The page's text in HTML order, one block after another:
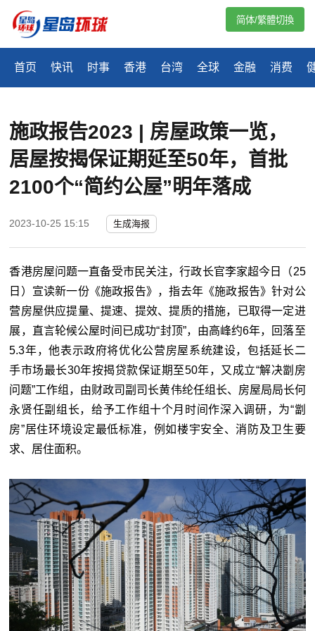
首页 快讯 时事 香港 台湾 全球 金融 消费
简体/繁體切換
施政报告2023 | 房屋政策一览，
居屋按揭保证期延至50年，首批
2100个“简约公屋”明年落成
2023-10-25 15:15 生成海报
香港房屋问题一直备受市民关注，行政长官李家超今日（25
日）宣读新一份《施政报告》，指去年《施政报告》针对公
营房屋供应提量、提速、提效、提质的措施，已取得一定进
展，直言轮候公屋时间已成功“封顶”，由高峰约6年，回落至
5.3年，他表示政府将优化公营房屋系统建设，包括延长二
手市场最长30年按揭贷款保证期至50年，又成立“解决劏房
问题”工作组，由财政司副司长黄伟纶任组长、房屋局局长何
永贤任副组长，给予工作组十个月时间作深入调研，为“劏
房”居住环境设定最低标准，例如楼宇安全、消防及卫生要
求、居住面积。